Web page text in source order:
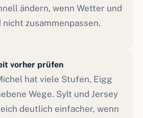
ändern, wenn Wetter und
nicht zusammenpassen.
vorher prüfen
hat viele Stufen, Eigg
Wege. Sylt und Jersey
deutlich einfacher, wenn